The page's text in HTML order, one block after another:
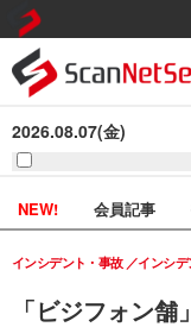
2026.08.07(金)
NEW! 会員記事
「ビジフォン
インシデント・事故 インシ